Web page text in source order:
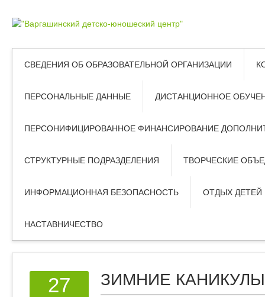
СВЕДЕНИЯ ОБ ОБРАЗОВАТЕЛЬНОЙ ОРГАНИЗАЦИИ
ПЕРСОНАЛЬНЫЕ ДАННЫЕ ДИСТАНЦИОННОЕ
ПЕРСОНИФИЦИРОВАННОЕ ФИНАНСИРОВАНИЕ
СТРУКТУРНЫЕ ПОДРАЗДЕЛЕНИЯ ТВОРЧЕСКИЕ
ИНФОРМАЦИОННАЯ БЕЗОПАСНОСТЬ ОТДЫХ ДЕТЕЙ
НАСТАВНИЧЕСТВО
27 ЗИМНИЕ